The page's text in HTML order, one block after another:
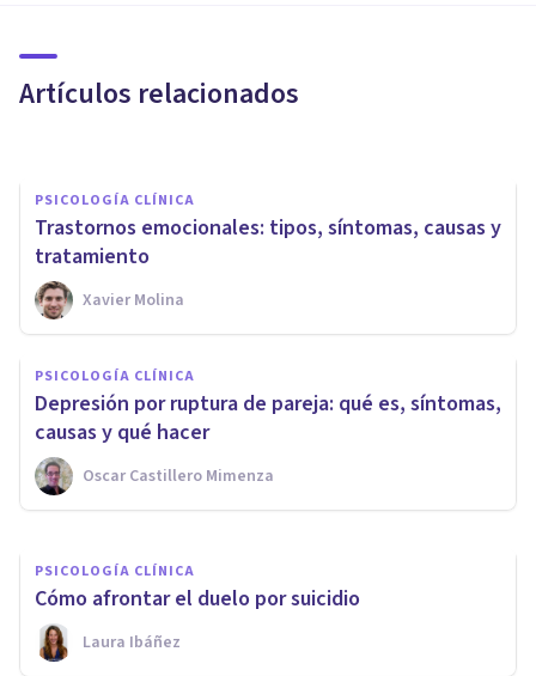
Artículos relacionados
sientes mal
PSICOLOGÍA CLÍNICA
Trastornos emocionales: tipos, síntomas, causas y
tratamiento
Xavier Molina
PSICOLOGÍA CLÍNICA
Depresión por ruptura de pareja: qué es, síntomas,
causas y qué hacer
Oscar Castillero Mimenza
PSICOLOGÍA CLÍNICA
¿Cómo priorizar nuestra salud
mental al gestionar un proceso
de duelo?
Psicobai
PSICOLOGÍA CLÍNICA
Cómo afrontar el duelo por suicidio
Laura Ibáñez